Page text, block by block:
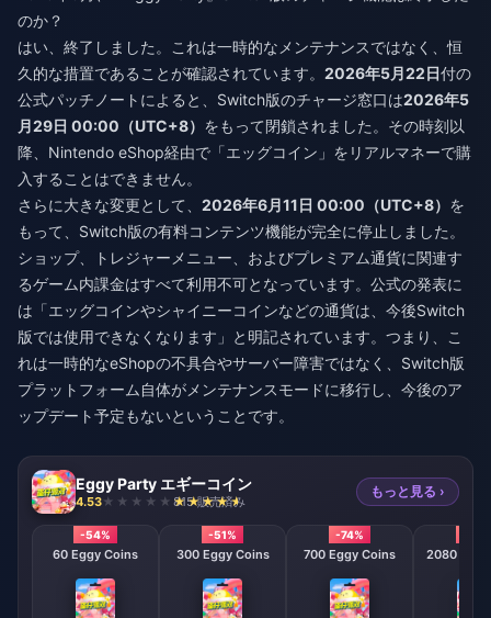
のか？
はい、終了しました。これは一時的なメンテナンスではなく、恒
久的な措置であることが確認されています。 2026年5月22日付の
公式パッチノートによると、Switch版のチャージ窓口は2026年5
月29日 00:00（UTC+8） をもって閉鎖されました。その時刻以
降、Nintendo eShop経由で「エッグコイン」をリアルマネーで購
入することはできません。
さらに大きな変更として、 2026年6月11日 00:00（UTC+8） を
もって、Switch版の有料コンテンツ機能が完全に停止しました。
ショップ、トレジャーメニュー、およびプレミアム通貨に関連す
るゲーム内課金はすべて利用不可となっています。公式の発表に
は「エッグコインやシャイニーコインなどの通貨は、今後Switch
版では使用できなくなります」と明記されています。つまり、こ
れは一時的なeShopの不具合やサーバー障害ではなく、Switch版
プラットフォーム自体がメンテナンスモードに移行し、今後のア
ップデート予定もないということです。
Eggy Party エギーコイン
4.53 815 販売済み
もっと見る ›
-54%
60 Eggy Coins
-51%
300 Eggy Coins
-74%
700 Eggy Coins